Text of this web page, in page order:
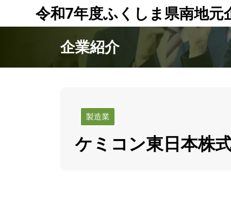
令和7年度ふくしま県南地元
企業紹介
製造業
ケミコン東日本株